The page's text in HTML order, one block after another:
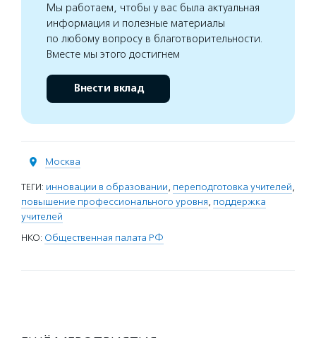
Мы работаем, чтобы у вас была актуальная
информация и полезные материалы
по любому вопросу в благотворительности.
Вместе мы этого достигнем
Внести вклад
Москва
ТЕГИ: инновации в образовании, переподготовка учителей,
повышение профессионального уровня, поддержка
учителей
НКО: Общественная палата РФ